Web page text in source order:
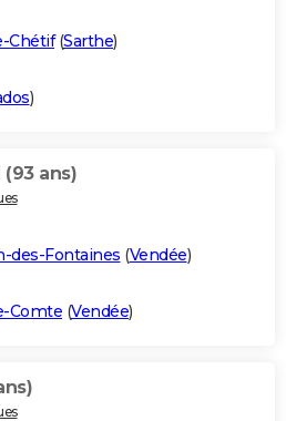
Chétif(Sarthe)
)
(93 ans)
des-Fontaines (Vendée)
Comte (Vendée)